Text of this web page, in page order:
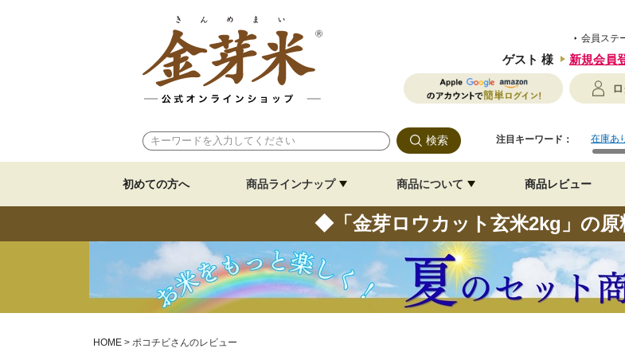
会員ステ
ゲスト 様 新規会員
注目キーワード： 在庫あ
初めての方へ 商品ラインナップ 商品について 商品レビュー
◆「金芽ロウカット玄米2kg」の原
HOME ポコチビさんのレビュー